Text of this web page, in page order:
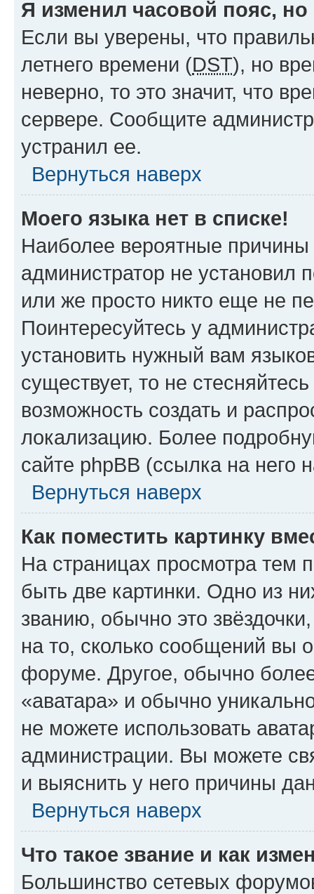
Я изменил часовой пояс,
Если вы уверены, что
летнего времени (DST), но
неверно, то это значит, что
сервере. Сообщите
устранил ее.
Вернуться наверх
Моего языка нет в списке!
Наиболее вероятные причины
администратор не установил
или же просто никто еще не
Поинтересуйтесь у
установить нужный вам
существует, то не
возможность создать и
локализацию. Более
сайте phpBB (ссылка на него
Вернуться наверх
Как поместить картинку
На страницах просмотра тем
быть две картинки. Одно из
званию, обычно это
на то, сколько сообщений вы
форуме. Другое, обычно
«аватара» и обычно
не можете использовать
администрации. Вы можете
и выяснить у него причины
Вернуться наверх
Что такое звание и как
Большинство сетевых